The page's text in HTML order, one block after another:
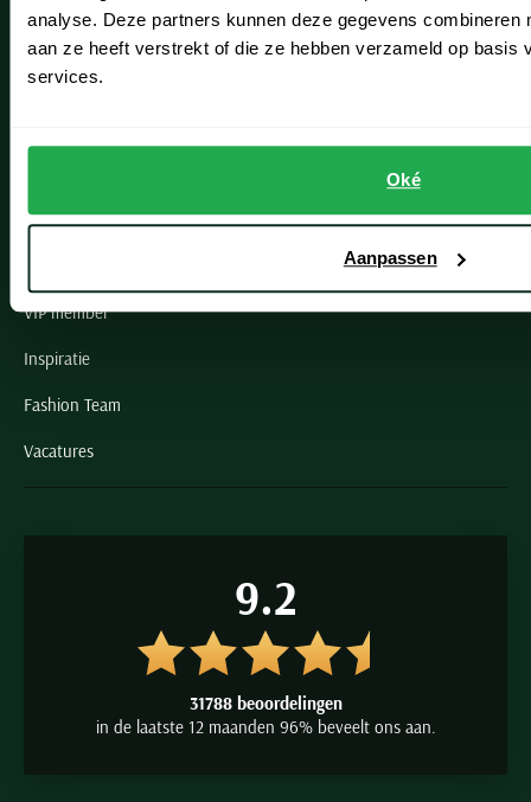
analyse. Deze partners kunnen deze gegevens combineren
aan ze heeft verstrekt of die ze hebben verzameld op basis
services.
Oké
Aanpassen
Noordwijk
Oegstgeest
Grote maten herenkleding
VIP member
Inspiratie
Fashion Team
Vacatures
9.2
31788 beoordelingen
in de laatste 12 maanden 96% beveelt ons aan.